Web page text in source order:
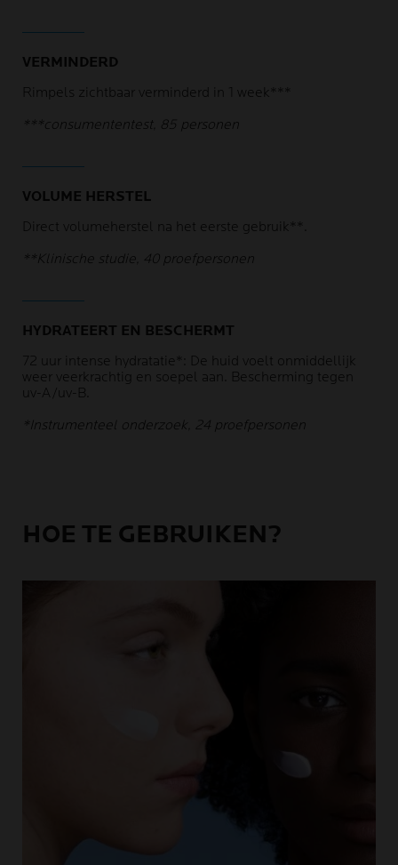
VERMINDERD
Rimpels zichtbaar verminderd in 1 week***
***consumententest, 85 personen
VOLUME HERSTEL
Direct volumeherstel na het eerste gebruik**.
**Klinische studie, 40 proefpersonen
HYDRATEERT EN BESCHERMT
72 uur intense hydratatie*: De huid voelt onmiddellijk
weer veerkrachtig en soepel aan. Bescherming tegen
uv-A/uv-B.
*Instrumenteel onderzoek, 24 proefpersonen
HOE TE GEBRUIKEN?